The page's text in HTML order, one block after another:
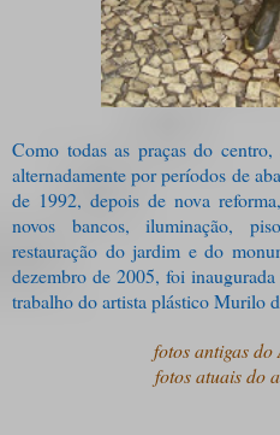
Como todas as praças do
alternadamente por períodos de
de 1992, depois de nova
novos bancos, iluminação,
restauração do jardim e do
dezembro de 2005, foi
trabalho do artista plástico Murilo
fotos antigas
fotos atuais do